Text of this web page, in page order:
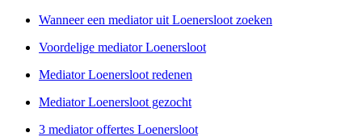
Wanneer een mediator uit Loenersloot zoeken
Voordelige mediator Loenersloot
Mediator Loenersloot redenen
Mediator Loenersloot gezocht
3 mediator offertes Loenersloot